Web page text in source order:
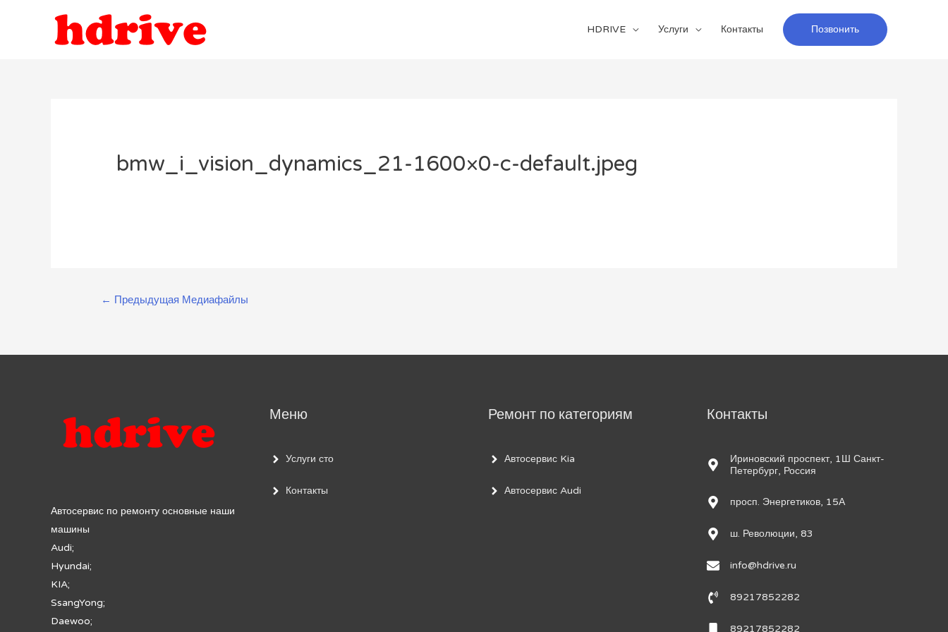
HDRIVE Услуги Контакты Позвонить
bmw_i_vision_dynamics_21-1600×0-c-default.jpeg
Навигация
← Предыдущая Медиафайлы
Автосервис по ремонту основные наши
машины
Audi;
Hyundai;
KIA;
SsangYong;
Daewoo;
Меню
Услуги сто
Контакты
Ремонт по категориям
Автосервис Kia
Автосервис Audi
Контакты
Ириновский проспект, 1Ш Санкт-
Петербург, Россия
просп. Энергетиков, 15А
ш. Революции, 83
info@hdrive.ru
89217852282
89217852282